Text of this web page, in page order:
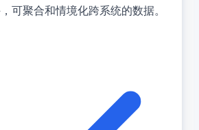
可聚合和情境化跨系统的数据。